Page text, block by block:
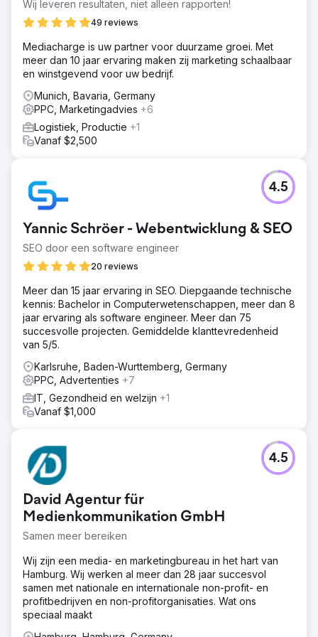
gegenereerde leads 88 leads zijn gegenereerd in de
afgelopen 3 maanden met behulp van PPC. £ 19,58 ROAS
PPC genereert een CPA (kosten per acquisitie) op ROAS
(rendement op advertentie-uitgaven) van £ 19,58
(gemiddelde afgelopen drie maanden nov., dec., jan.
2024). Stijging van 27% Stijging van organisch verkeer
Wij leveren resultaten, niet alleen rapporten!
49 reviews
Mediacharge is uw partner voor duurzame groei. Met
meer dan 10 jaar ervaring maken zij marketing schaalbaar
en winstgevend voor uw bedrijf.
Munich, Bavaria, Germany
PPC, Marketingadvies +6
Logistiek, Productie +1
Vanaf $2,500
Yannic Schröer - Webentwicklung & SEO
SEO door een software engineer
20 reviews
4.5
Meer dan 15 jaar ervaring in SEO. Diepgaande technische
kennis: Bachelor in Computerwetenschappen, meer dan 8
jaar ervaring als software engineer. Meer dan 75
succesvolle projecten. Gemiddelde klanttevredenheid
van 5/5.
Karlsruhe, Baden-Wurttemberg, Germany
PPC, Advertenties +7
IT, Gezondheid en welzijn +1
Vanaf $1,000
David Agentur für
Medienkommunikation GmbH
Samen meer bereiken
4.5
Wij zijn een media- en marketingbureau in het hart van
Hamburg. Wij werken al meer dan 28 jaar succesvol
samen met nationale en internationale non-profit- en
profitbedrijven en non-profitorganisaties. Wat ons
speciaal maakt